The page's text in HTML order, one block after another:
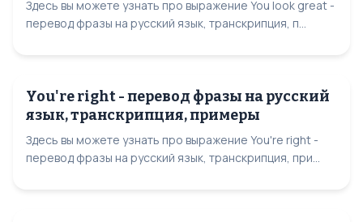
Здесь вы можете узнать про выражение You look great -
перевод фразы на русский язык, транскрипция, п...
You're right - перевод фразы на русский
язык, транскрипция, примеры
Здесь вы можете узнать про выражение You're right -
перевод фразы на русский язык, транскрипция, при...